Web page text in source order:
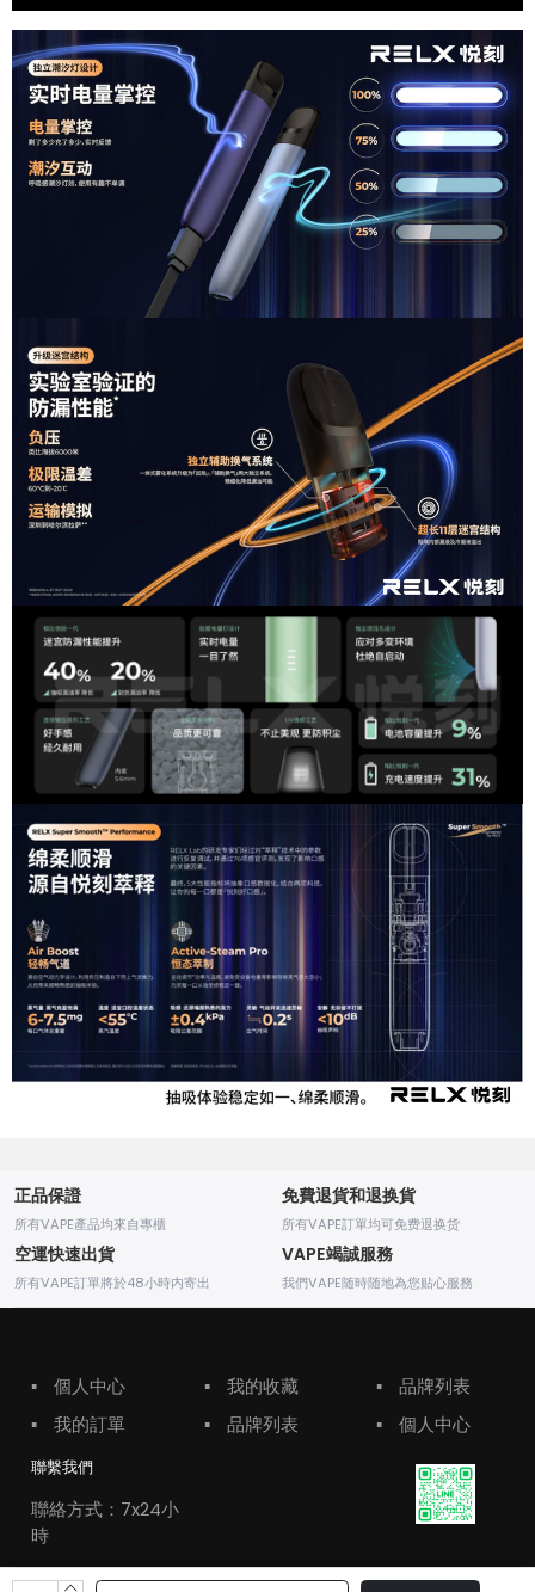
正品保證
所有VAPE產品均來自專櫃
免費退貨和退换貨
所有VAPE訂單均可免费退换货
空運快速出貨
所有VAPE訂單將於48小時内寄出
VAPE竭誠服務
我們VAPE随時随地為您贴心服務
▪
個人中心
▪
我的訂單
▪
我的收藏
▪
品牌列表
▪
品牌列表
▪
個人中心
聯繫我們
聯絡方式：7x24小
時